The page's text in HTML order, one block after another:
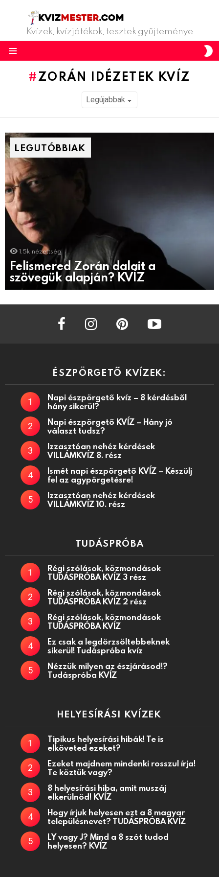
Kvízek, kvízjátékok, tesztek gyűjteménye
ZORÁN IDÉZETEK KVÍZ
LEGUTÓBBIAK
1.5k nézettség
Felismered Zorán dalait a
szövegük alapján? KVÍZ
facebook instagram
ÉSZPÖRGETŐ KVÍZEK:
Napi észpörgető kvíz – 8 kérdésből
hány sikerül?
Napi észpörgető KVÍZ – Hány jó
választ tudsz?
Izzasztóan nehéz kérdések
VILLÁMKVÍZ 8. rész
Ismét napi észpörgető KVÍZ – Készülj
fel az agypörgetésre!
Izzasztóan nehéz kérdések
VILLÁMKVÍZ 10. rész
TUDÁSPRÓBA
Régi szólások, közmondások
TUDÁSPRÓBA KVÍZ 3 rész
Régi szólások, közmondások
TUDÁSPRÓBA KVÍZ 2 rész
Régi szólások, közmondások
TUDÁSPRÓBA KVÍZ
Ez csak a legdörzsöltebbeknek
sikerül! Tudáspróba kvíz
Nézzük milyen az észjárásod!?
Tudáspróba KVÍZ
HELYESÍRÁSI KVÍZEK
Tipikus helyesírási hibák! Te is
elköveted ezeket?
Ezeket majdnem mindenki rosszul írja!
Te köztük vagy?
8 helyesírási hiba, amit muszáj
elkerülnöd! KVÍZ
Hogy írjuk helyesen ezt a 8 magyar
településnevet? TUDÁSPRÓBA KVÍZ
LY vagy J? Mind a 8 szót tudod
helyesen? KVÍZ